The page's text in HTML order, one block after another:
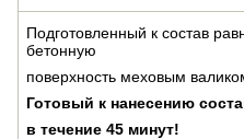
Подготовленный к состав
бетонную
поверхность меховым
Готовый к нанесению
в течение 45 минут!